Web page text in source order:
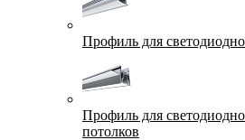
Профиль для
Профиль для
потолков